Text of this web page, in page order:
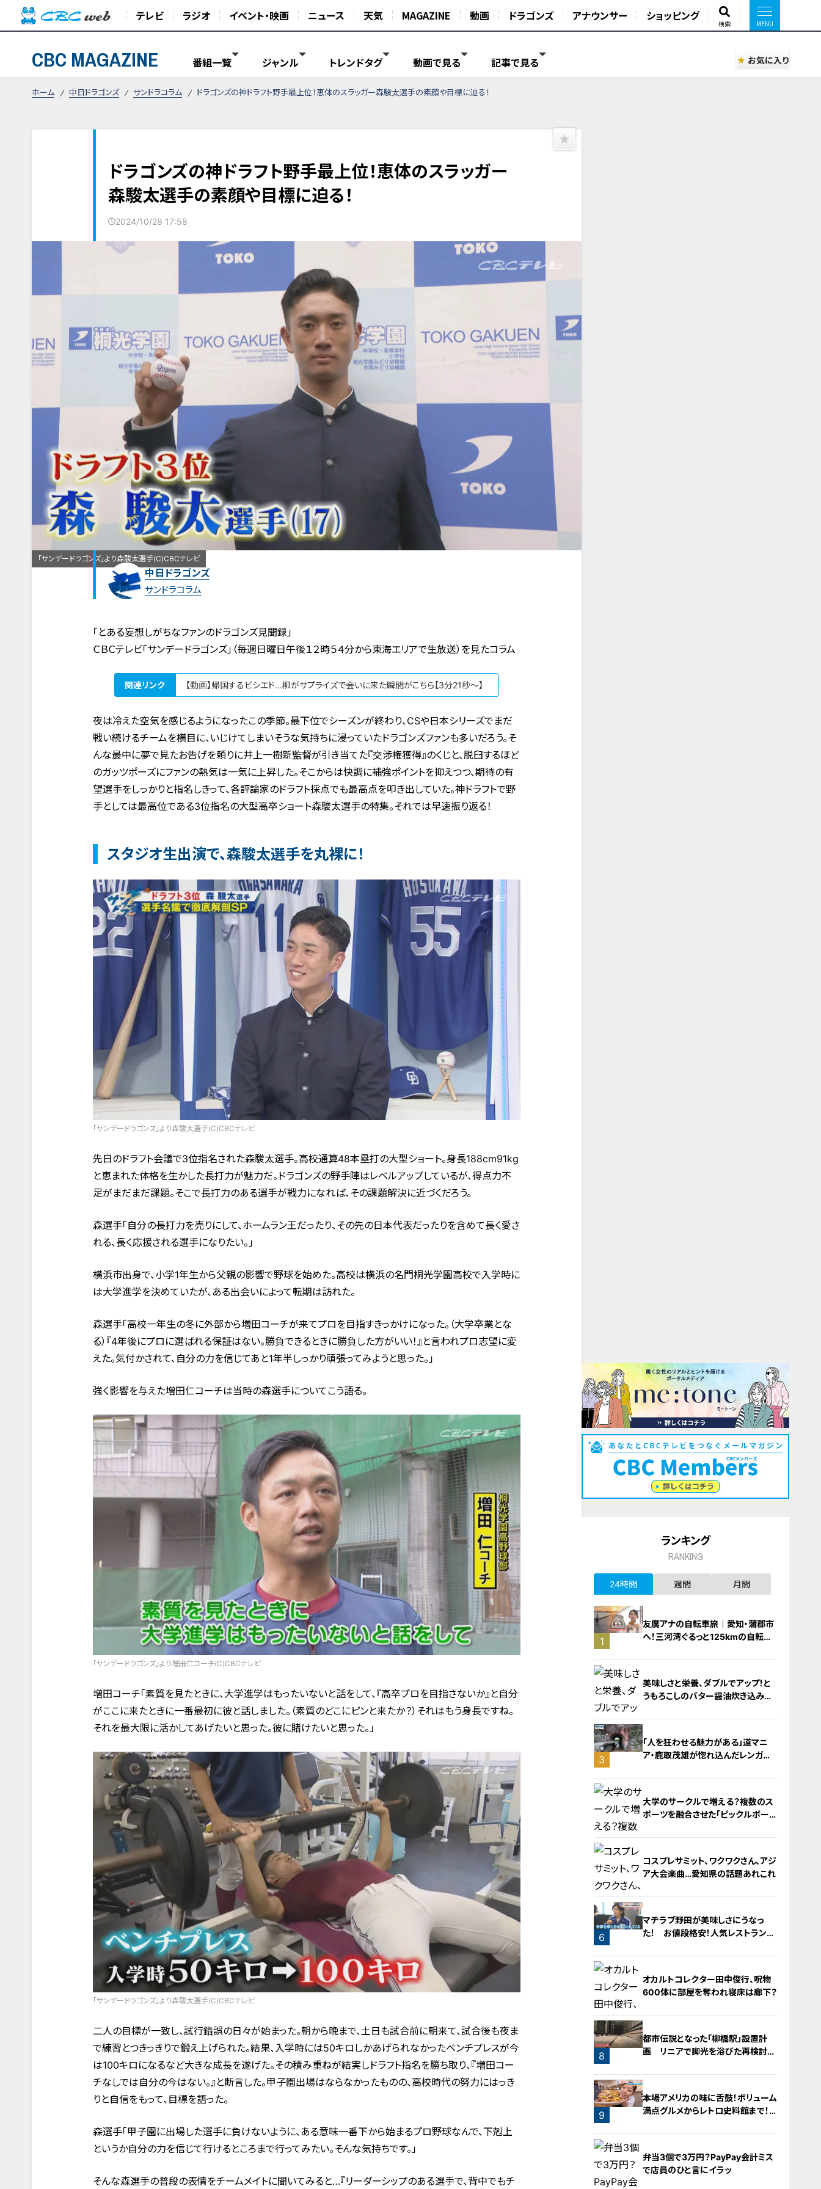
テレビ ラジオ イベント・映画 ニュース 天気 MAGAZINE 動画 ドラゴンズ アナウンサー ショッピング
検索
CBC MAGAZINE 番組一覧 ジャンル トレンドタグ 動画で見る 記事で見る お気に入り
ホーム 中日ドラゴンズ サンドラコラム ドラゴンズの神ドラフト野手最上位！恵体のスラッガー森駿太選手の素顔や目標に迫る！
ドラゴンズの神ドラフト野手最上位！恵体のスラッガー
森駿太選手の素顔や目標に迫る！
2024/10/28 17:58
「サンデードラゴンズ」より森駿太選手(C)CBCテレビ
中日ドラゴンズ
サンドラコラム
「とある妄想しがちなファンのドラゴンズ見聞録」
ＣＢＣテレビ「サンデードラゴンズ」（毎週日曜日午後１２時５４分から東海エリアで生放送）を見たコラム
関連リンク 【動画】帰国するビシエド…柳がサプライズで会いに来た瞬間がこちら【3分21秒～】
夜は冷えた空気を感じるようになったこの季節。最下位でシーズンが終わり、CSや日本シリーズでまだ
戦い続けるチームを横目に、いじけてしまいそうな気持ちに浸っていたドラゴンズファンも多いだろう。そ
んな最中に夢で見たお告げを頼りに井上一樹新監督が引き当てた『交渉権獲得』のくじと、脱臼するほど
のガッツポーズにファンの熱気は一気に上昇した。そこからは快調に補強ポイントを抑えつつ、期待の有
望選手をしっかりと指名しきって、各評論家のドラフト採点でも最高点を叩き出していた。神ドラフトで野
手としては最高位である3位指名の大型高卒ショート森駿太選手の特集。それでは早速振り返る！
スタジオ生出演で、森駿太選手を丸裸に！
「サンデードラゴンズ」より森駿太選手(C)CBCテレビ
先日のドラフト会議で3位指名された森駿太選手。高校通算48本塁打の大型ショート。身長188cm91kg
と恵まれた体格を生かした長打力が魅力だ。ドラゴンズの野手陣はレベルアップしているが、得点力不
足がまだまだ課題。そこで長打力のある選手が戦力になれば、その課題解決に近づくだろう。
森選手「自分の長打力を売りにして、ホームラン王だったり、その先の日本代表だったりを含めて長く愛さ
れる、長く応援される選手になりたい。」
横浜市出身で、小学1年生から父親の影響で野球を始めた。高校は横浜の名門桐光学園高校で入学時に
は大学進学を決めていたが、ある出会いによって転期は訪れた。
森選手「高校一年生の冬に外部から増田コーチが来てプロを目指すきっかけになった。（大学卒業とな
る）『4年後にプロに選ばれる保証はない。勝負できるときに勝負した方がいい！』と言われプロ志望に変
えた。気付かされて、自分の力を信じてあと1年半しっかり頑張ってみようと思った。」
強く影響を与えた増田仁コーチは当時の森選手についてこう語る。
「サンデードラゴンズ」より増田仁コーチ(C)CBCテレビ
増田コーチ「素質を見たときに、大学進学はもったいないと話をして、『高卒プロを目指さないか』と自分
がここに来たときに一番最初に彼と話しました。（素質のどこにピンと来たか？）それはもう身長ですね。
それを最大限に活かしてあげたいと思った。彼に賭けたいと思った。」
「サンデードラゴンズ」より森駿太選手(C)CBCテレビ
二人の目標が一致し、試行錯誤の日々が始まった。朝から晩まで、土日も試合前に朝来て、試合後も夜ま
で練習とつきっきりで鍛え上げられた。結果、入学時には50キロしかあげられなかったベンチプレスが今
は100キロになるなど大きな成長を遂げた。その積み重ねが結実しドラフト指名を勝ち取り、『増田コー
チなしでは自分の今はない。』と断言した。甲子園出場はならなかったものの、高校時代の努力にはっき
りと自信をもって、目標を語った。
森選手「甲子園に出場した選手に負けないように、ある意味一番下から始まるプロ野球なんで、下剋上
というか自分の力を信じて行けるところまで行ってみたい。そんな気持ちです。」
そんな森選手の普段の表情をチームメイトに聞いてみると…『リーダーシップのある選手で、背中でもチ
ランキング
RANKING
24時間 週間 月間
1
友廣アナの自転車旅｜愛知・蒲郡市
へ！三河湾ぐるっと125kmの自転車
2
美味しさと栄養、ダブルでアップ！と
うもろこしのバター醤油炊き込みご
3
「人を狂わせる魅力がある」道マニ
ア・鹿取茂雄が惚れ込んだレンガの
4
大学のサークルで増える？複数のス
ポーツを融合させた「ピックルボー
5
コスプレサミット、ワクワクさん、アジ
ア大会楽曲…愛知県の話題あれこれ
6
マヂラブ野田が美味しさにうなっ
た！ お値段格安！人気レストランを
門学校』の生徒たち
7
オカルトコレクター田中俊行、呪物
600体に部屋を奪われ寝床は廊下？
8
都市伝説となった「柳橋駅」設置計
画 リニアで脚光を浴びた再検討の
9
本場アメリカの味に舌鼓！ボリューム
満点グルメからレトロ史料館まで！
弁当3個で3万円？PayPay会計ミス
で店員のひと言にイラッ